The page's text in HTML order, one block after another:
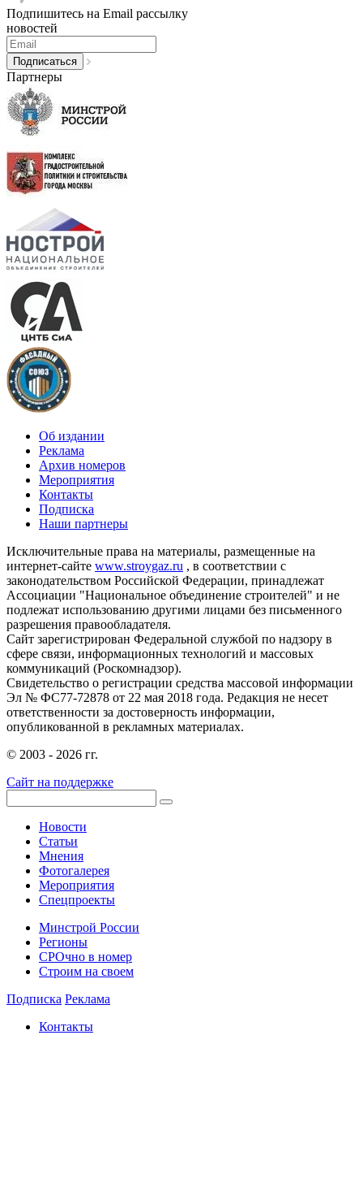
Подпишитесь на Email рассылку
новостей
Партнеры
Об издании
Реклама
Архив номеров
Мероприятия
Контакты
Подписка
Наши партнеры
Исключительные права на материалы, размещенные на
интернет-сайте www.stroygaz.ru , в соответствии с
законодательством Российской Федерации, принадлежат
Ассоциации "Национальное объединение строителей" и не
подлежат использованию другими лицами без письменного
разрешения правообладателя.
Сайт зарегистрирован Федеральной службой по надзору в
сфере связи, информационных технологий и массовых
коммуникаций (Роскомнадзор).
Свидетельство о регистрации средства массовой информации
Эл № ФС77-72878 от 22 мая 2018 года. Редакция не несет
ответственности за достоверность информации,
опубликованной в рекламных материалах.
© 2003 - 2026 гг.
Сайт на поддержке
Новости
Статьи
Мнения
Фотогалерея
Мероприятия
Спецпроекты
Минстрой России
Регионы
СРОчно в номер
Строим на своем
Подписка Реклама
Контакты